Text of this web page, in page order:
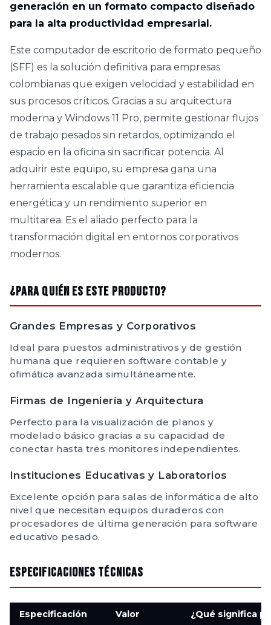
generación en un formato compacto diseñado
para la alta productividad empresarial.
Este computador de escritorio de formato pequeño
(SFF) es la solución definitiva para empresas
colombianas que exigen velocidad y estabilidad en
sus procesos críticos. Gracias a su arquitectura
moderna y Windows 11 Pro, permite gestionar flujos
de trabajo pesados sin retardos, optimizando el
espacio en la oficina sin sacrificar potencia. Al
adquirir este equipo, su empresa gana una
herramienta escalable que garantiza eficiencia
energética y un rendimiento superior en
multitarea. Es el aliado perfecto para la
transformación digital en entornos corporativos
modernos.
¿Para quién es este producto?
Grandes Empresas y Corporativos
Ideal para puestos administrativos y de gestión
humana que requieren software contable y
ofimática avanzada simultáneamente.
Firmas de Ingeniería y Arquitectura
Perfecto para la visualización de planos y
modelado básico gracias a su capacidad de
conectar hasta tres monitores independientes.
Instituciones Educativas y Laboratorios
Excelente opción para salas de informática de alto
nivel que necesitan equipos duraderos con
procesadores de última generación para software
educativo pesado.
Especificaciones Técnicas
Especificación Valor ¿Qué significa